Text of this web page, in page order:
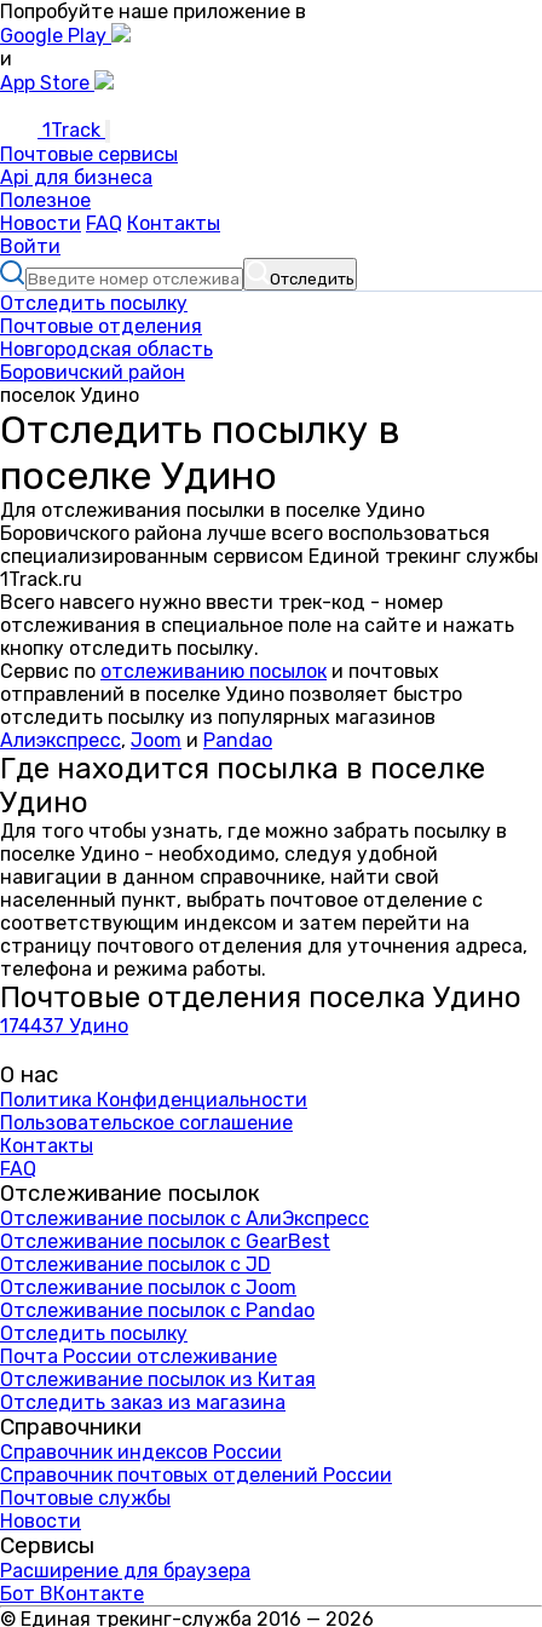
Попробуйте наше приложение в
Google Play
и
App Store
1Track
Почтовые сервисы
Api для бизнеса
Полезное
Новости FAQ Контакты
Войти
Отследить
Отследить посылку
Почтовые отделения
Новгородская область
Боровичский район
поселок Удино
Отследить посылку в
поселке Удино
Для отслеживания посылки в поселке Удино
Боровичского района лучше всего воспользоваться
специализированным сервисом Единой трекинг службы
1Track.ru
Всего навсего нужно ввести трек-код - номер
отслеживания в специальное поле на сайте и нажать
кнопку отследить посылку.
Сервис по отслеживанию посылок и почтовых
отправлений в поселке Удино позволяет быстро
отследить посылку из популярных магазинов
Алиэкспресс, Joom и Pandao
Где находится посылка в поселке
Удино
Для того чтобы узнать, где можно забрать посылку в
поселке Удино - необходимо, следуя удобной
навигации в данном справочнике, найти свой
населенный пункт, выбрать почтовое отделение с
соответствующим индексом и затем перейти на
страницу почтового отделения для уточнения адреса,
телефона и режима работы.
Почтовые отделения поселка Удино
174437 Удино
О нас
Политика Конфиденциальности
Пользовательское соглашение
Контакты
FAQ
Отслеживание посылок
Отслеживание посылок с АлиЭкспресс
Отслеживание посылок с GearBest
Отслеживание посылок с JD
Отслеживание посылок с Joom
Отслеживание посылок с Pandao
Отследить посылку
Почта России отслеживание
Отслеживание посылок из Китая
Отследить заказ из магазина
Справочники
Справочник индексов России
Справочник почтовых отделений России
Почтовые службы
Новости
Сервисы
Расширение для браузера
Бот ВКонтакте
© Единая трекинг-служба 2016 — 2026